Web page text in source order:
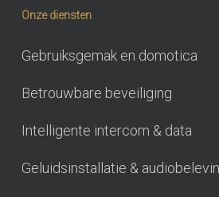
Onze diensten
Gebruiksgemak en domotica
Betrouwbare beveiliging
Intelligente intercom & data
Geluidsinstallatie &